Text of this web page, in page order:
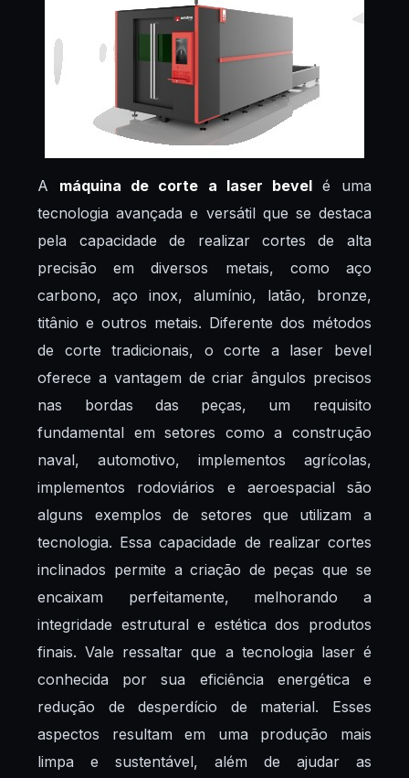
A máquina de corte a laser bevel é uma
tecnologia avançada e versátil que se destaca
pela capacidade de realizar cortes de alta
precisão em diversos metais, como aço
carbono, aço inox, alumínio, latão, bronze,
titânio e outros metais. Diferente dos métodos
de corte tradicionais, o corte a laser bevel
oferece a vantagem de criar ângulos precisos
nas bordas das peças, um requisito
fundamental em setores como a construção
naval, automotivo, implementos agrícolas,
implementos rodoviários e aeroespacial são
alguns exemplos de setores que utilizam a
tecnologia. Essa capacidade de realizar cortes
inclinados permite a criação de peças que se
encaixam perfeitamente, melhorando a
integridade estrutural e estética dos produtos
finais. Vale ressaltar que a tecnologia laser é
conhecida por sua eficiência energética e
redução de desperdício de material. Esses
aspectos resultam em uma produção mais
limpa e sustentável, além de ajudar as